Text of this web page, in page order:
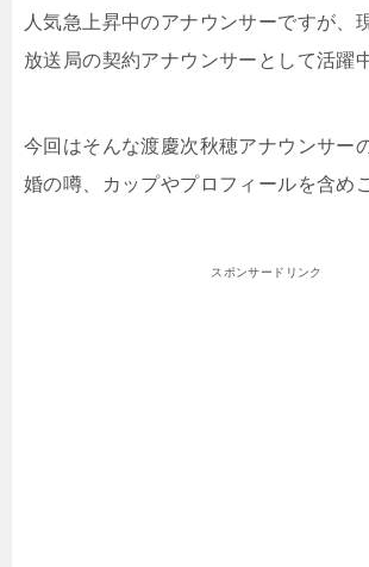
人気急上昇中のアナウンサーですが、
放送局の契約アナウンサーとして活躍
今回はそんな渡慶次秋穂アナウンサー
婚の噂、カップやプロフィールを含め
スポンサードリンク